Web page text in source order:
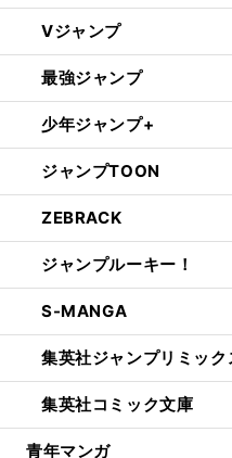
Vジャンプ
最強ジャンプ
少年ジャンプ+
ジャンプTOON
ZEBRACK
ジャンプルーキー！
S-MANGA
集英社ジャンプリミック
集英社コミック文庫
青年マンガ